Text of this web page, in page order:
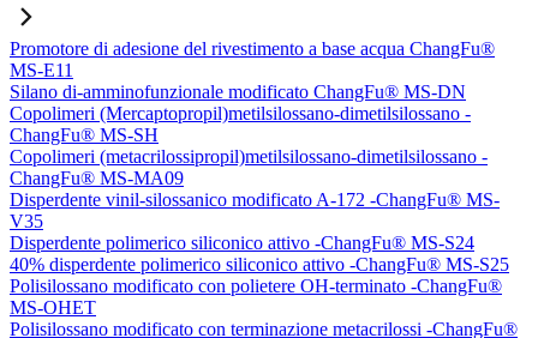
Promotore di adesione del rivestimento a base acqua ChangFu®
MS-E11
Silano di-amminofunzionale modificato ChangFu® MS-DN
Copolimeri (Mercaptopropil)metilsilossano-dimetilsilossano -
ChangFu® MS-SH
Copolimeri (metacrilossipropil)metilsilossano-dimetilsilossano -
ChangFu® MS-MA09
Disperdente vinil-silossanico modificato A-172 -ChangFu® MS-
V35
Disperdente polimerico siliconico attivo -ChangFu® MS-S24
40% disperdente polimerico siliconico attivo -ChangFu® MS-S25
Polisilossano modificato con polietere OH-terminato -ChangFu®
MS-OHET
Polisilossano modificato con terminazione metacrilossi -ChangFu®